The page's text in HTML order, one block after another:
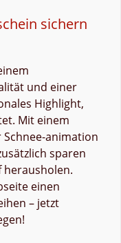
sichern
und einer
Highlight,
Mit einem
animation
sparen
herausholen.
einen
– jetzt